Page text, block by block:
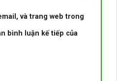
và trang web trong
bình luận kế tiếp của